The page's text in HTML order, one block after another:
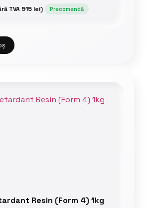
TVA 515 lei) Precomandă
Resin (Form 4) 1kg